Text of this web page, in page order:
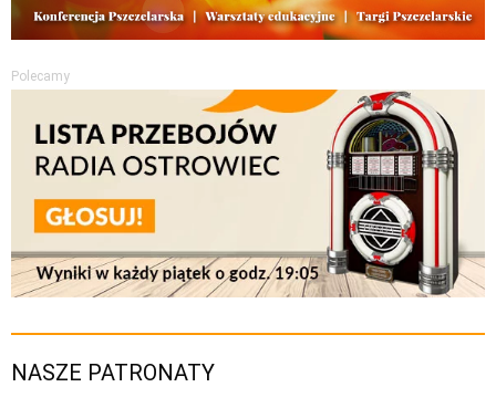
Polecamy
NASZE PATRONATY